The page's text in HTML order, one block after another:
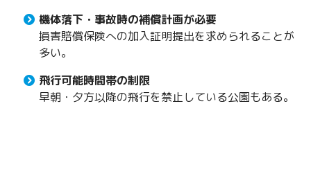
機体落下・事故時の補償計画が必要
損害賠償保険への加入証明提出を求められることが
多い。
飛行可能時間帯の制限
早朝・夕方以降の飛行を禁止している公園もある。